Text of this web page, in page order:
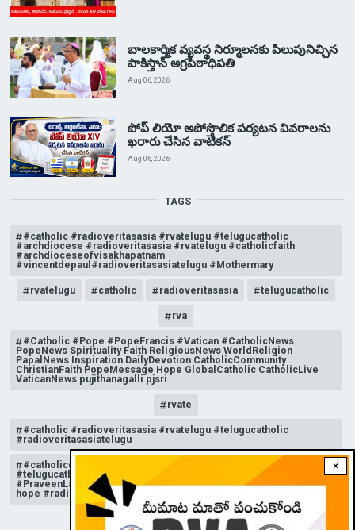
×
బాలకార్మిక వ్యవస్థ నిర్మూలనకు పిలుపునిచ్చిన
పాకిస్తాన్ అగ్రపీఠాధిపతి
Aug 06, 2026
పోప్ లియో అపోస్తొలిక పర్యటన వివరాలను
ఖరారు చేసిన వాటికన్
Aug 06, 2026
TAGS
#catholic #radioveritasasia #rvatelugu #telugucatholic
#archdiocese #radioveritasasia #rvatelugu #catholicfaith
#archdioceseofvisakhapatnam
#vincentdepaul#radioveritasasiatelugu #Mothermary
rvatelugu catholic radioveritasasia telugucatholic
rva
#Catholic #Pope #PopeFrancis #Vatican #CatholicNews
PopeNews Spirituality Faith ReligiousNews WorldReligion
PapalNews Inspiration DailyDevotion CatholicCommunity
ChristianFaith PopeMessage Hope GlobalCatholic CatholicLive
VaticanNews pujithanagalli pjsri
rvate
#catholic #radioveritasasia #rvatelugu #telugucatholic
#radioveritasasiatelugu
#catholicchurchnews #catholictelugu #telugucatholic
#telugucatholicchurch #radioveritasasia #rvatelugu
#PraveenLakkisetti #reflection #advent #christmas #messageof
hope #radioveritas #rvatelugu #viral #insta